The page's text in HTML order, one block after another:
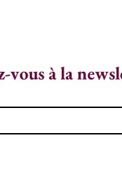
vous à la